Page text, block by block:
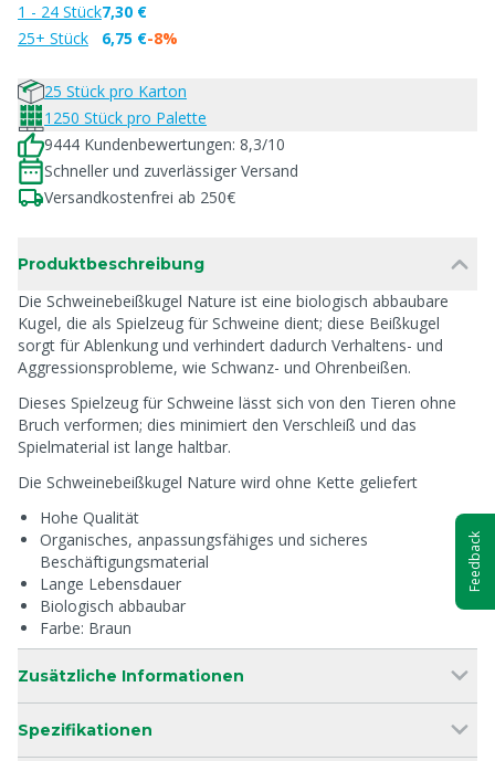
1 - 24 Stück
25+ Stück
7,30 €
6,75 €-8%
25 Stück pro Karton
1250 Stück pro Palette
9444 Kundenbewertungen: 8,3/10
Schneller und zuverlässiger Versand
Versandkostenfrei ab 250€
Produktbeschreibung
Die Schweinebeißkugel Nature ist eine biologisch abbaubare
Kugel, die als Spielzeug für Schweine dient; diese Beißkugel
sorgt für Ablenkung und verhindert dadurch Verhaltens- und
Aggressionsprobleme, wie Schwanz- und Ohrenbeißen.
Dieses Spielzeug für Schweine lässt sich von den Tieren ohne
Bruch verformen; dies minimiert den Verschleiß und das
Spielmaterial ist lange haltbar.
Die Schweinebeißkugel Nature wird ohne Kette geliefert
Hohe Qualität
Organisches, anpassungsfähiges und sicheres
Beschäftigungsmaterial
Lange Lebensdauer
Biologisch abbaubar
Farbe: Braun
Zusätzliche Informationen
Spezifikationen
Feedback